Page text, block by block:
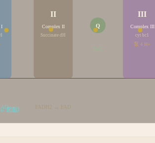
起點）
I
II
Complex II
Succinate dH
III
Complex III
cyt bc1
泵4 H+
Q
FADH2 → FAD